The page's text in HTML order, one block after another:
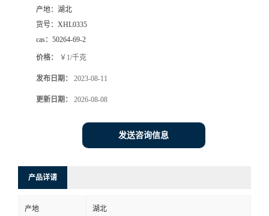
产地： 湖北
货号： XHL0335
cas： 50264-69-2
价格： ￥1/千克
发布日期： 2023-08-11
更新日期： 2026-08-08
发送咨询信息
产品详请
产地 湖北